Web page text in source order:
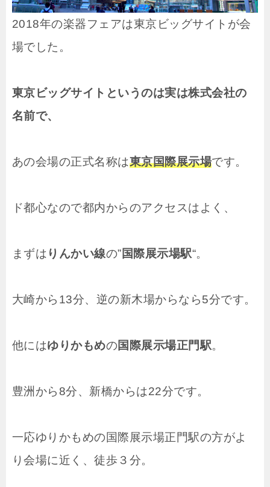
2018年の楽器フェアは東京ビッグサイトが会
場でした。
東京ビッグサイトというのは実は株式会社の
名前で、
あの会場の正式名称は東京国際展示場です。
ド都心なので都内からのアクセスはよく、
まずは りんかい線の”国際展示場駅“。
大崎から13分、逆の新木場からなら5分です。
他にはゆりかもめの国際展示場正門駅。
豊洲から8分、新橋からは22分です。
一応ゆりかもめの国際展示場正門駅の方がよ
り会場に近く、徒歩３分。